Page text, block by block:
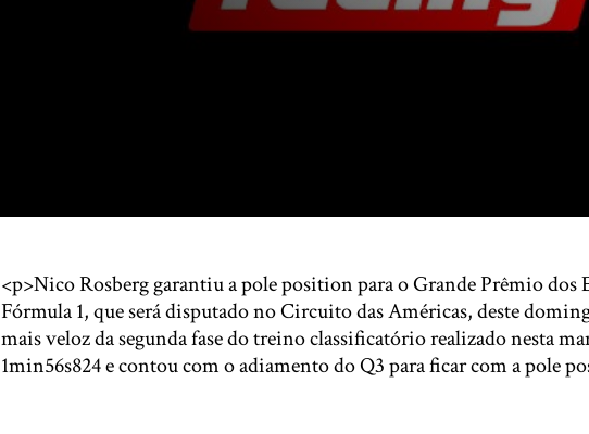
<p>Nico Rosberg garantiu a pole position para o Grande Prêmio dos
Fórmula 1, que será disputado no Circuito das Américas, deste
mais veloz da segunda fase do treino classificatório realizado nesta
1min56s824 e contou com o adiamento do Q3 para ficar com a pole